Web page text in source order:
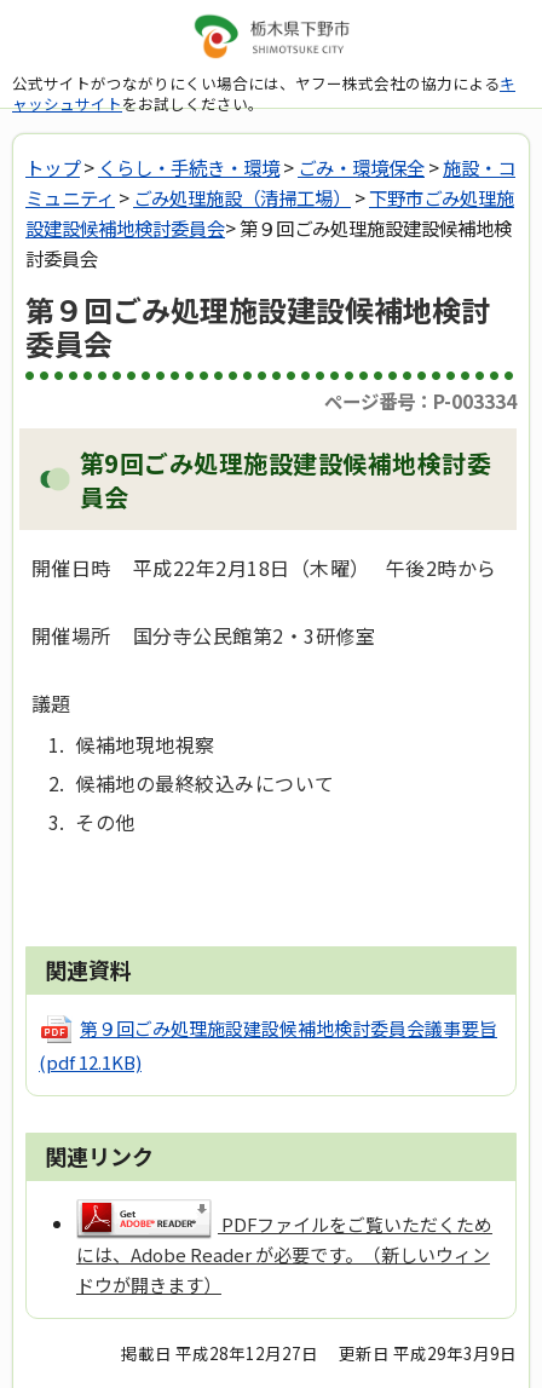
公式サイトがつながりにくい場合には、ヤフー株式会社の協力によるキ
ャッシュサイトをお試しください。
トップ> くらし・手続き・環境> ごみ・環境保全>施設・コ
ミュニティ > ごみ処理施設（清掃工場） >下野市ごみ処理施
設建設候補地検討委員会> 第９回ごみ処理施設建設候補地検
討委員会
第９回ごみ処理施設建設候補地検討
委員会
ページ番号：P-003334
第9回ごみ処理施設建設候補地検討委
員会
開催日時 平成22年2月18日（木曜） 午後2時から
開催場所 国分寺公民館第2・3研修室
議題
候補地現地視察
候補地の最終絞込みについて
その他
関連資料
第９回ごみ処理施設建設候補地検討委員会議事要旨
(pdf 12.1KB)
関連リンク
PDFファイルをご覧いただくため
には、Adobe Reader が必要です。（新しいウィン
ドウが開きます）
掲載日 平成28年12月27日 更新日 平成29年3月9日